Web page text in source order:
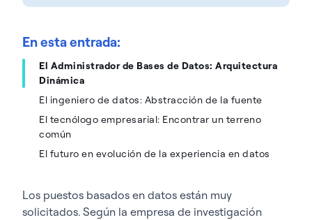
En esta entrada:
El Administrador de Bases de Datos: Arquitectura
Dinámica
El ingeniero de datos: Abstracción de la fuente
El tecnólogo empresarial: Encontrar un terreno
común
El futuro en evolución de la experiencia en datos
Los puestos basados en datos están muy
solicitados. Según la empresa de investigación